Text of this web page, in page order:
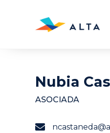
Nubia
ASOCIADA